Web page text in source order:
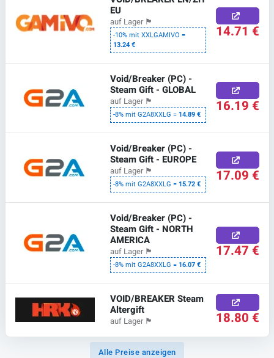
EU
auf Lager 🏴
-10% mit XXLGAMIVO =
13.24 €
14.71 €
Void/Breaker (PC) -
Steam Gift - GLOBAL
auf Lager 🏴
-8% mit G2A8XXLG =14.89 € 16.19 €
Void/Breaker (PC) -
Steam Gift - EUROPE
auf Lager 🏴
-8% mit G2A8XXLG =15.72 € 17.09 €
Void/Breaker (PC) -
Steam Gift - NORTH
AMERICA
auf Lager 🏴
-8% mit G2A8XXLG =16.07 €
17.47 €
VOID/BREAKER Steam
Altergift
auf Lager 🏴 18.80 €
Alle Preise anzeigen